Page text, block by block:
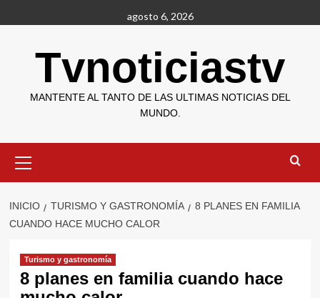
al
agosto 6, 2026
Tvnoticiastv
MANTENTE AL TANTO DE LAS ULTIMAS NOTICIAS DEL
MUNDO.
primario
INICIO TURISMO Y GASTRONOMÍA
8 PLANES EN FAMILIA
CUANDO HACE MUCHO CALOR
Turismo y gastronomía
8 planes en familia cuando hace